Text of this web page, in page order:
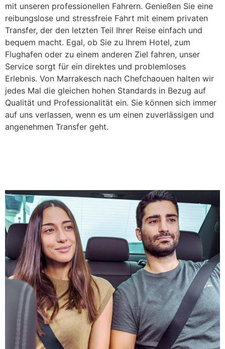
mit unseren professionellen Fahrern. Genießen Sie eine
reibungslose und stressfreie Fahrt mit einem privaten
Transfer, der den letzten Teil Ihrer Reise einfach und
bequem macht. Egal, ob Sie zu Ihrem Hotel, zum
Flughafen oder zu einem anderen Ziel fahren, unser
Service sorgt für ein direktes und problemloses
Erlebnis. Von Marrakesch nach Chefchaouen halten wir
jedes Mal die gleichen hohen Standards in Bezug auf
Qualität und Professionalität ein. Sie können sich immer
auf uns verlassen, wenn es um einen zuverlässigen und
angenehmen Transfer geht.